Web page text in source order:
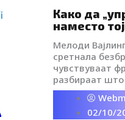
Како да
наместо
Мелоди
сретнала
чувствуваат
разбираат
други се
трети се02/10/